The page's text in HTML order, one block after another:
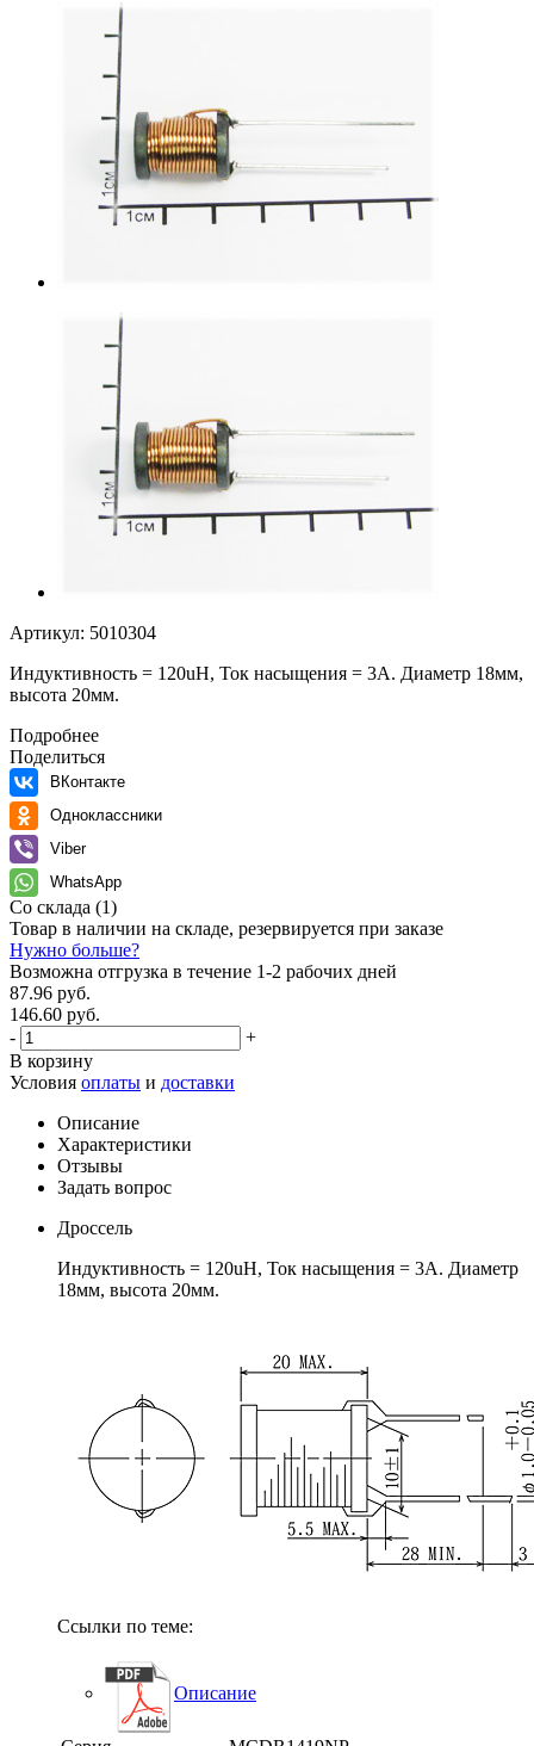
Артикул: 5010304
Индуктивность = 120uH, Ток насыщения = 3А. Диаметр 18мм,
высота 20мм.
Подробнее
Поделиться
ВКонтакте
Одноклассники
Viber
WhatsApp
Со склада (1)
Товар в наличии на складе, резервируется при заказе
Нужно больше?
Возможна отгрузка в течение 1-2 рабочих дней
87.96 руб.
146.60 руб.
-
+
В корзину
Условия оплаты и доставки
Описание
Характеристики
Отзывы
Задать вопрос
Дроссель
Индуктивность = 120uH, Ток насыщения = 3А. Диаметр
18мм, высота 20мм.
Ссылки по теме:
Описание